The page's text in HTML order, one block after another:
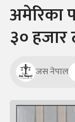
अमेरिका
३० हजार
जस नेपाल